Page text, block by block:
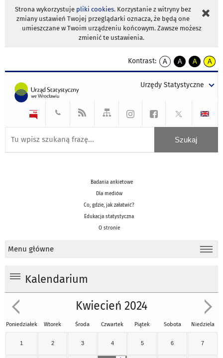
Strona wykorzystuje pliki cookies. Korzystanie z witryny bez
zmiany ustawień Twojej przeglądarki oznacza, że będą one
umieszczane w Twoim urządzeniu końcowym. Zawsze możesz
zmienić te ustawienia.
Kontrast:
A
kontrast
A
kontrast
tekst
czarnym
A
kontrast
tekst
czarnym
A
tekst
żółtym
Urzędy Statystyczne
Badania ankietowe
Dla mediów
Co, gdzie, jak załatwić?
Edukacja statystyczna
O stronie
Menu główne
Kalendarium
Kwiecień 2024
Poniedziałek Wtorek Środa Czwartek Piątek Sobota Niedziela
1 2 3 4 5 6 7